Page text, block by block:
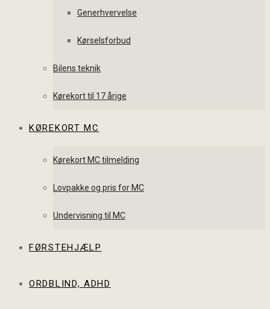
Generhvervelse
Kørselsforbud
Bilens teknik
Kørekort til 17 årige
KØREKORT MC
Kørekort MC tilmelding
Lovpakke og pris for MC
Undervisning til MC
FØRSTEHJÆLP
ORDBLIND, ADHD